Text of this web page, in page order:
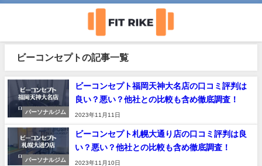
ビーコンセプトの記事一覧
パーソナルジム
ビーコンセプト福岡天神大名店の口コミ評判は
良い？悪い？他社との比較も含め徹底調査！
2023年11月11日
パーソナルジム
ビーコンセプト札幌大通り店の口コミ評判は良
い？悪い？他社との比較も含め徹底調査！
2023年11月10日